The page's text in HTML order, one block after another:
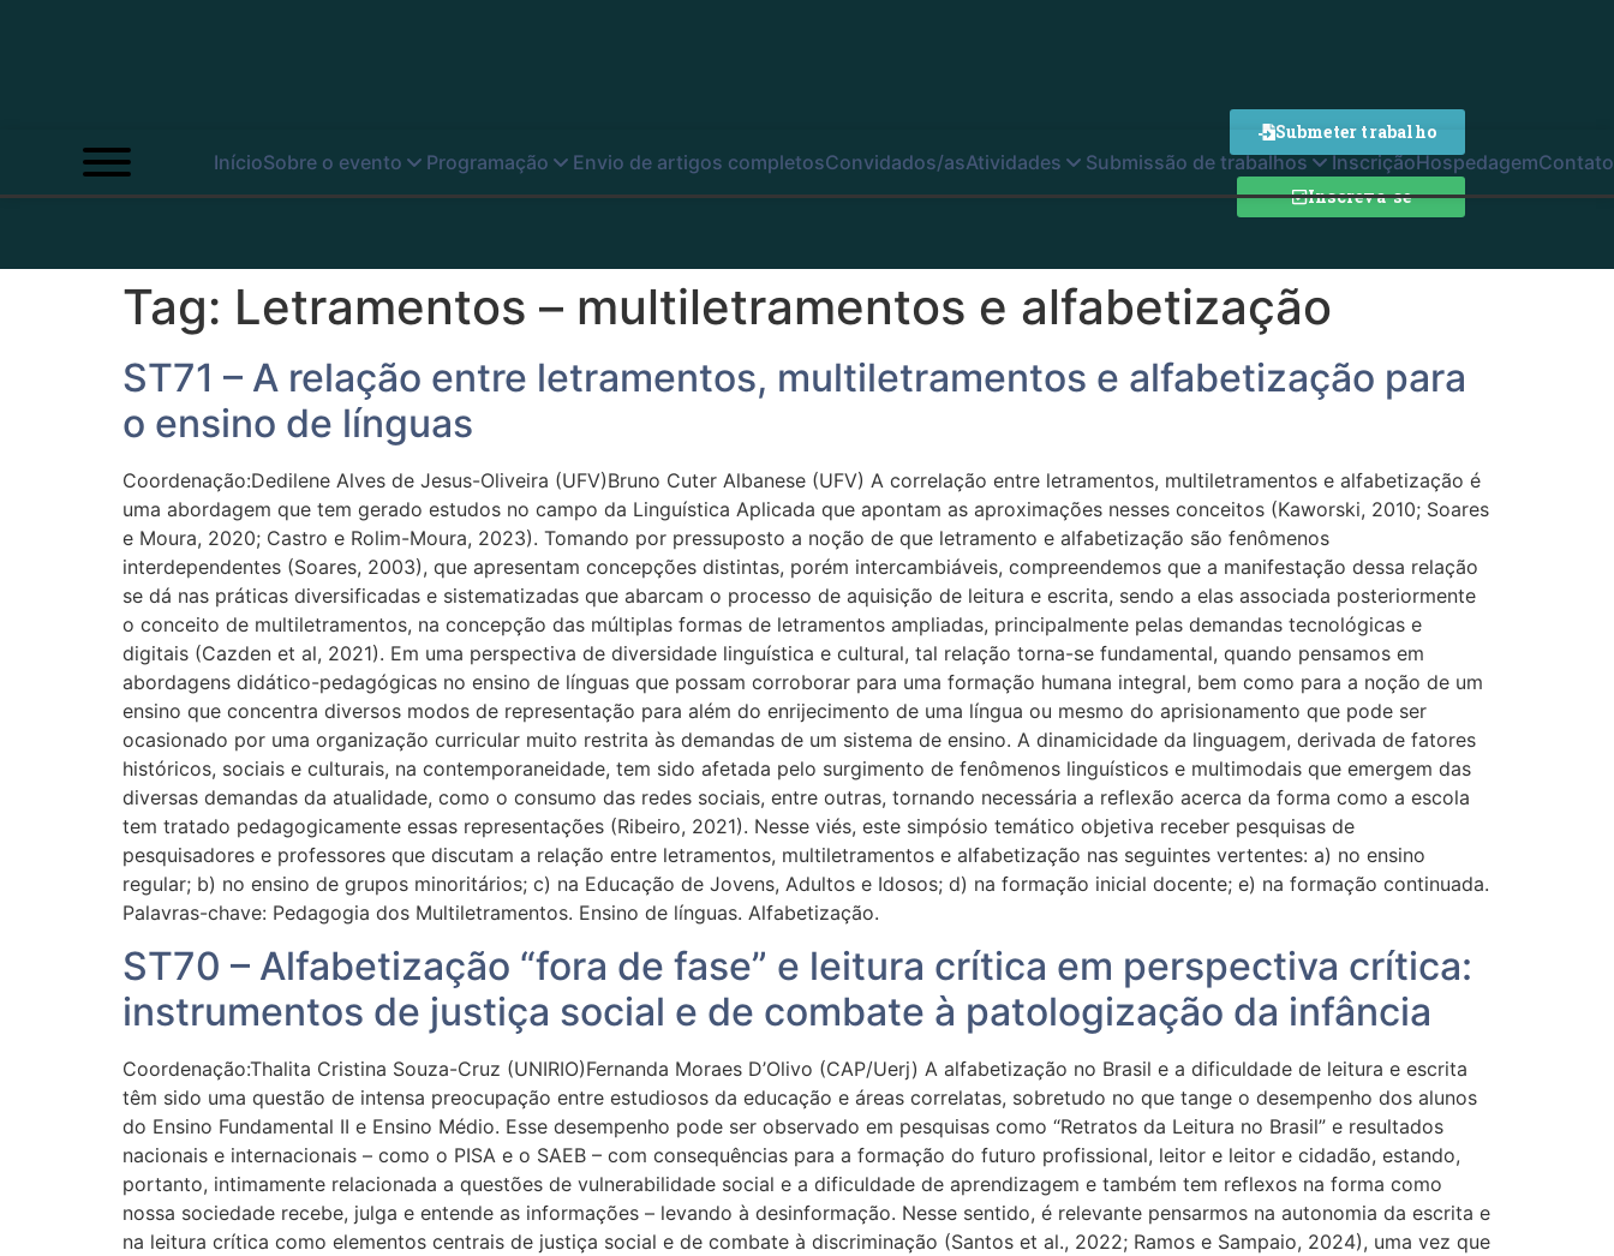
Submeter trabalho
Inscreva-se
InícioSobre o evento Programação Envio de artigos completosConvidados/asAtividades Submissão de trabalhos InscriçãoHospedagemContato
Tag: Letramentos – multiletramentos e alfabetização
ST71 – A relação entre letramentos, multiletramentos e alfabetização para
o ensino de línguas
Coordenação:Dedilene Alves de Jesus-Oliveira (UFV)Bruno Cuter Albanese (UFV) A correlação entre letramentos, multiletramentos e alfabetização é
uma abordagem que tem gerado estudos no campo da Linguística Aplicada que apontam as aproximações nesses conceitos (Kaworski, 2010; Soares
e Moura, 2020; Castro e Rolim-Moura, 2023). Tomando por pressuposto a noção de que letramento e alfabetização são fenômenos
interdependentes (Soares, 2003), que apresentam concepções distintas, porém intercambiáveis, compreendemos que a manifestação dessa relação
se dá nas práticas diversificadas e sistematizadas que abarcam o processo de aquisição de leitura e escrita, sendo a elas associada posteriormente
o conceito de multiletramentos, na concepção das múltiplas formas de letramentos ampliadas, principalmente pelas demandas tecnológicas e
digitais (Cazden et al, 2021). Em uma perspectiva de diversidade linguística e cultural, tal relação torna-se fundamental, quando pensamos em
abordagens didático-pedagógicas no ensino de línguas que possam corroborar para uma formação humana integral, bem como para a noção de um
ensino que concentra diversos modos de representação para além do enrijecimento de uma língua ou mesmo do aprisionamento que pode ser
ocasionado por uma organização curricular muito restrita às demandas de um sistema de ensino. A dinamicidade da linguagem, derivada de fatores
históricos, sociais e culturais, na contemporaneidade, tem sido afetada pelo surgimento de fenômenos linguísticos e multimodais que emergem das
diversas demandas da atualidade, como o consumo das redes sociais, entre outras, tornando necessária a reflexão acerca da forma como a escola
tem tratado pedagogicamente essas representações (Ribeiro, 2021). Nesse viés, este simpósio temático objetiva receber pesquisas de
pesquisadores e professores que discutam a relação entre letramentos, multiletramentos e alfabetização nas seguintes vertentes: a) no ensino
regular; b) no ensino de grupos minoritários; c) na Educação de Jovens, Adultos e Idosos; d) na formação inicial docente; e) na formação continuada.
Palavras-chave: Pedagogia dos Multiletramentos. Ensino de línguas. Alfabetização.
ST70 – Alfabetização “fora de fase” e leitura crítica em perspectiva crítica:
instrumentos de justiça social e de combate à patologização da infância
Coordenação:Thalita Cristina Souza-Cruz (UNIRIO)Fernanda Moraes D’Olivo (CAP/Uerj) A alfabetização no Brasil e a dificuldade de leitura e escrita
têm sido uma questão de intensa preocupação entre estudiosos da educação e áreas correlatas, sobretudo no que tange o desempenho dos alunos
do Ensino Fundamental II e Ensino Médio. Esse desempenho pode ser observado em pesquisas como “Retratos da Leitura no Brasil” e resultados
nacionais e internacionais – como o PISA e o SAEB – com consequências para a formação do futuro profissional, leitor e leitor e cidadão, estando,
portanto, intimamente relacionada a questões de vulnerabilidade social e a dificuldade de aprendizagem e também tem reflexos na forma como
nossa sociedade recebe, julga e entende as informações – levando à desinformação. Nesse sentido, é relevante pensarmos na autonomia da escrita e
na leitura crítica como elementos centrais de justiça social e de combate à discriminação (Santos et al., 2022; Ramos e Sampaio, 2024), uma vez que